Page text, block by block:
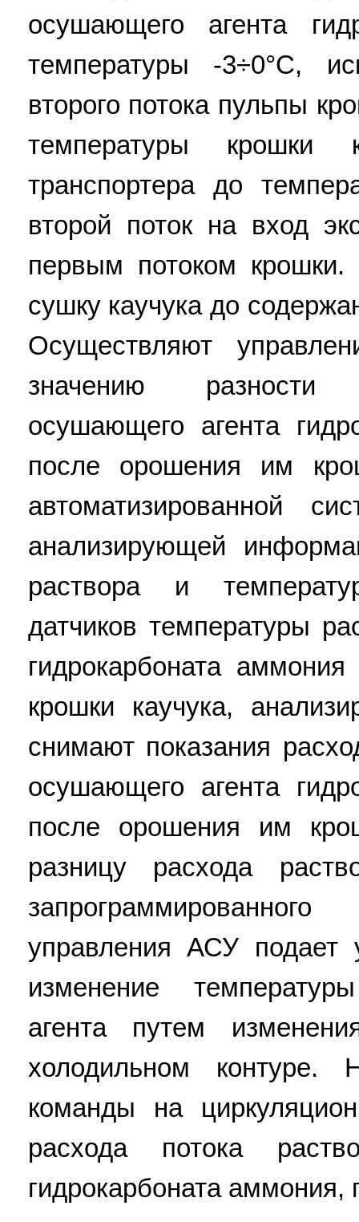
осушающего агента
температуры -3÷0°С,
второго потока пульпы
температуры
транспортера до
второй поток на вход
первым потоком
сушку каучука до
Осуществляют
значению разности
осушающего агента
после орошения им
автоматизированной
анализирующей
раствора и
датчиков температуры
гидрокарбоната
крошки каучука,
снимают показания
осушающего агента
после орошения им
разницу расхода
управления АСУ
изменение
агента путем
холодильном контуре.
команды на
расхода потока
гидрокарбоната